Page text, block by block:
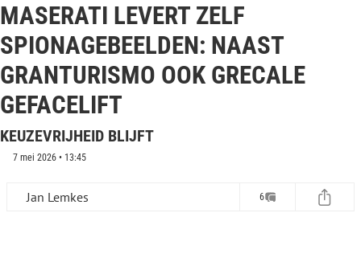
MASERATI LEVERT ZELF
SPIONAGEBEELDEN: NAAST
GRANTURISMO OOK GRECALE
GEFACELIFT
KEUZEVRIJHEID BLIJFT
7 mei 2026 • 13:45
Jan Lemkes 6